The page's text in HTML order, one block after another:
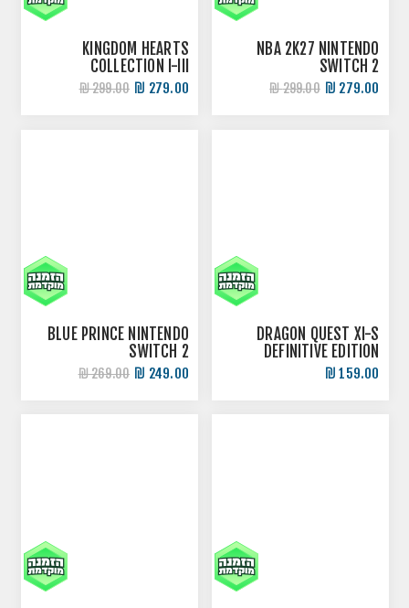
NBA 2K27 NINTENDO
SWITCH 2
279.00 ₪
299.00 ₪
KINGDOM HEARTS
COLLECTION I-III
NINTENDO SWITCH 2
279.00 ₪
299.00 ₪
DRAGON QUEST XI-S
DEFINITIVE EDITION
NINTENDO SWITCH 2
159.00 ₪
BLUE PRINCE NINTENDO
SWITCH 2
249.00 ₪
269.00 ₪